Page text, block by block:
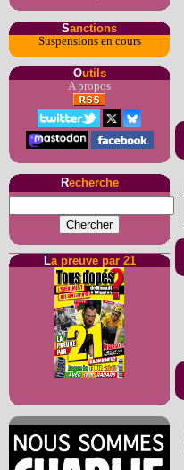
Sanctions
Suspensions en cours
Outils
A propos
Recherche
La preuve par 21